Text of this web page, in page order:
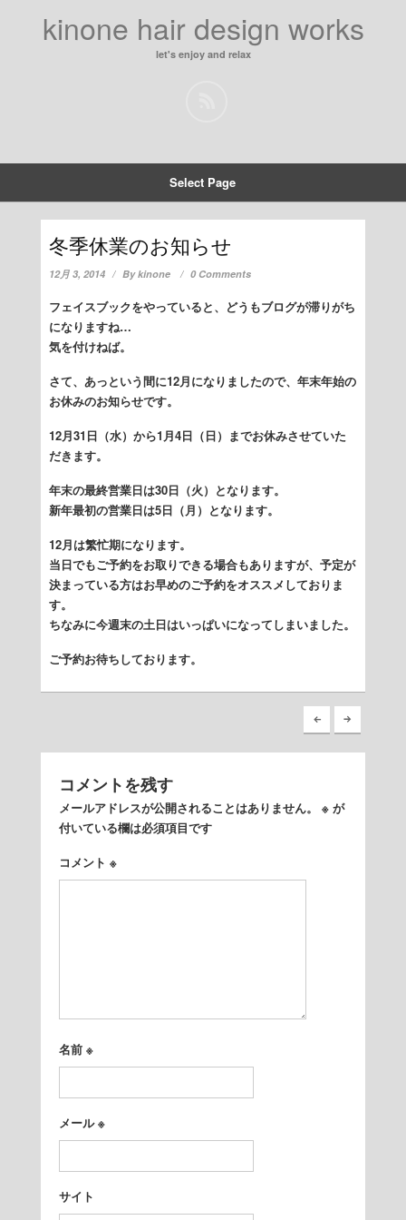
kinone hair design works
let's enjoy and relax
Select Page
冬季休業のお知らせ
12月 3, 2014 Bykinone 0 Comments
フェイスブックをやっていると、どうもブログが滞りがち
になりますね…
気を付けねば。
さて、あっという間に12月になりましたので、年末年始の
お休みのお知らせです。
12月31日（水）から1月4日（日）までお休みさせていた
だきます。
年末の最終営業日は30日（火）となります。
新年最初の営業日は5日（月）となります。
12月は繁忙期になります。
当日でもご予約をお取りできる場合もありますが、予定が
決まっている方はお早めのご予約をオススメしておりま
す。
ちなみに今週末の土日はいっぱいになってしまいました。
ご予約お待ちしております。
コメントを残す
メールアドレスが公開されることはありません。 ※が
付いている欄は必須項目です
コメント ※
名前 ※
メール※
サイト